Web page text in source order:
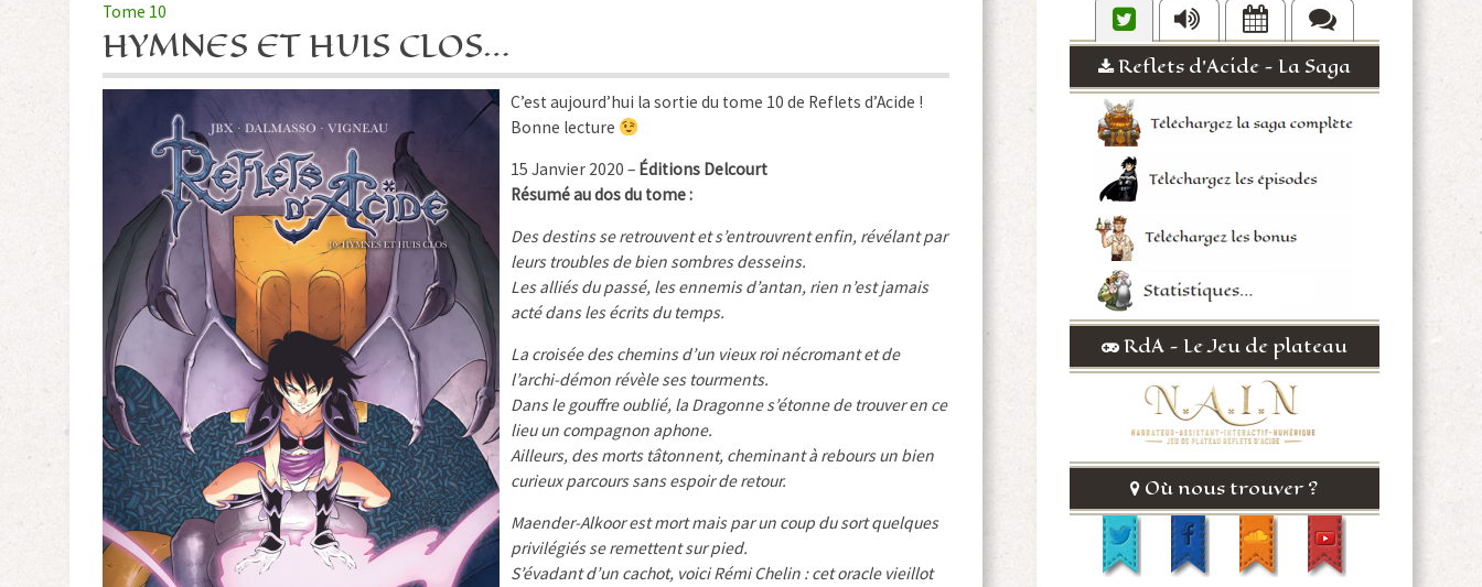
Tome 10
HYMNES ET HUIS CLOS…
C’est aujourd’hui la sortie du tome 10 de Reflets d’Acide !
Bonne lecture
15 Janvier 2020 – Éditions Delcourt
Résumé au dos du tome :
Des destins se retrouvent et s’entrouvrent enfin, révélant par
leurs troubles de bien sombres desseins.
Les alliés du passé, les ennemis d’antan, rien n’est jamais
acté dans les écrits du temps.
La croisée des chemins d’un vieux roi nécromant et de
l’archi-démon révèle ses tourments.
Dans le gouffre oublié, la Dragonne s’étonne de trouver en ce
lieu un compagnon aphone.
Ailleurs, des morts tâtonnent, cheminant à rebours un bien
curieux parcours sans espoir de retour.
Maender-Alkoor est mort mais par un coup du sort quelques
privilégiés se remettent sur pied.
S’évadant d’un cachot, voici Rémi Chelin : cet oracle vieillot
Reflets d'Acide - La Saga
RdA - Le Jeu de plateau
Où nous trouver ?